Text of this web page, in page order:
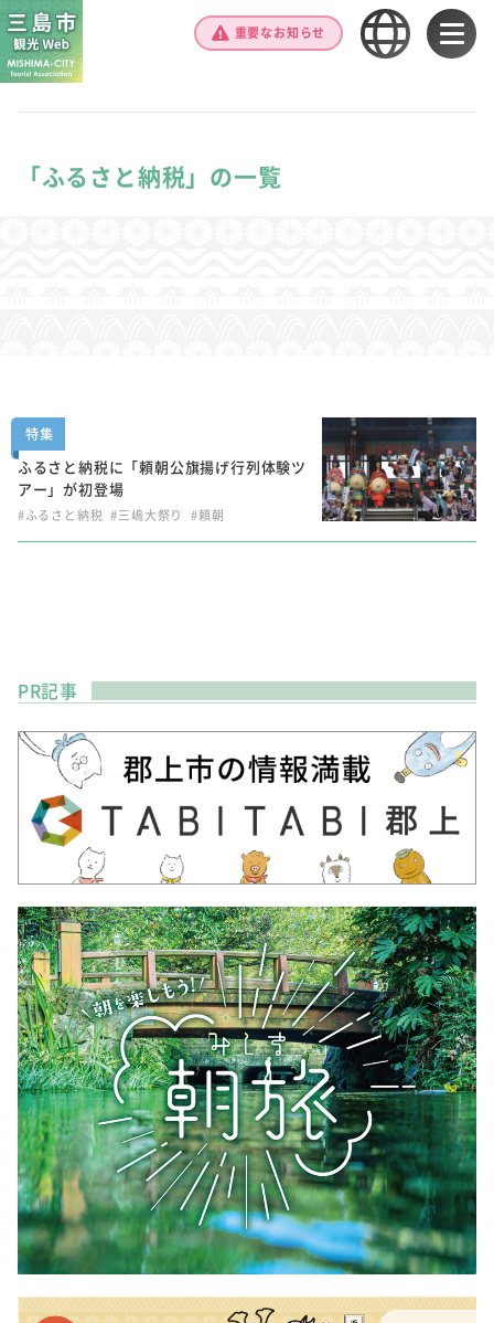
重要なお知らせ
「ふるさと納税」の一覧
特集
ふるさと納税に「頼朝公旗揚げ行列体験ツ
アー」が初登場
#ふるさと納税 #三嶋大祭り #頼朝
PR記事